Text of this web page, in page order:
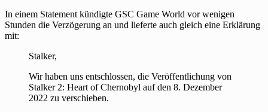
In einem Statement kündigte GSC Game World vor wenigen
Stunden die Verzögerung an und lieferte auch gleich eine Erklärung
mit:
Stalker,
Wir haben uns entschlossen, die Veröffentlichung von
Stalker 2: Heart of Chernobyl auf den 8. Dezember
2022 zu verschieben.